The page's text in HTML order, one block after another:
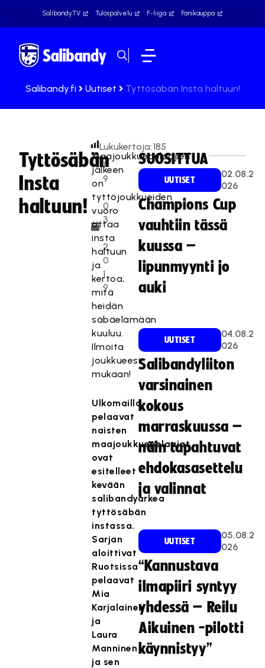
SalibandyTV Tulospalvelu F-liiga Fanikauppa
Salibandy.fi Uutiset Tyttösäbän Insta haltuun!
Tyttösäbän
Insta
haltuun!
1
9
.
0
3
.
2
0
1
9
Lukukertoja:185
Maajoukkuepelaajien
jälkeen
on
tyttöjoukkueiden
vuoro
ottaa
insta
haltuun
ja
kertoa,
mitä
heidän
säbäelämään
kuuluu.
Ilmoita
joukkueesi
mukaan!
Ulkomailla
pelaavat
naisten
maajoukkuepelaajat
ovat
esitelleet
kevään
salibandyarkea
tyttösäbän
instassa.
Sarjan
aloittivat
Ruotsissa
pelaavat
Mia
Karjalainen
ja
Laura
Manninen
ja sen
SUOSITTUA
UUTISET
02.08.2
026
Champions Cup
vauhtiin tässä
kuussa –
lipunmyynti jo
auki
UUTISET
04.08.2
026
Salibandyliiton
varsinainen
kokous
marraskuussa –
näin tapahtuvat
ehdokasasettelu
ja valinnat
UUTISET
05.08.2
026
“Kannustava
ilmapiiri syntyy
yhdessä – Reilu
Aikuinen -pilotti
käynnistyy”